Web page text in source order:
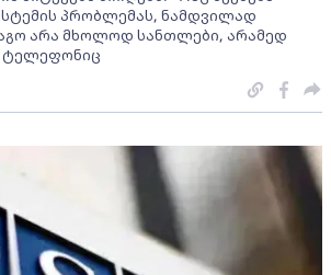
პრობლემას, ნამდვილად
არა მხოლოდ სანთლები, არამედ
ტელეფონიც